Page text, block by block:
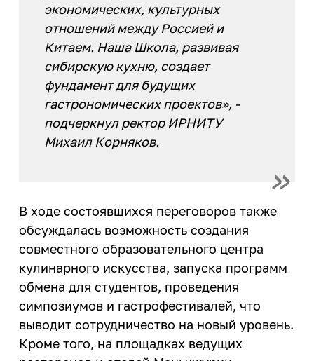
экономических, культурных
отношений между Россией и
Китаем. Наша Школа, развивая
сибирскую кухню, создает
фундамент для будущих
гастрономических проектов», -
подчеркнул ректор ИРНИТУ
Михаил Корняков.
В ходе состоявшихся переговоров также
обсуждалась возможность создания
совместного образовательного центра
кулинарного искусства, запуска программ
обмена для студентов, проведения
симпозиумов и гастрофестивалей, что
выводит сотрудничество на новый уровень.
Кроме того, на площадках ведущих